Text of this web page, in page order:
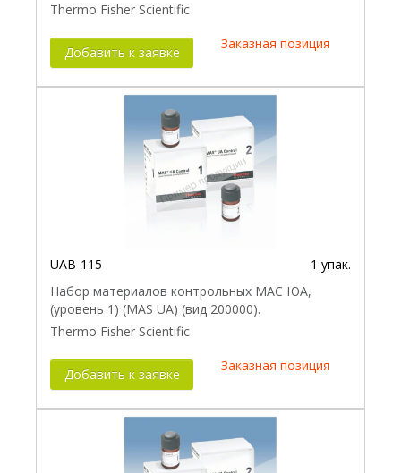
Thermo Fisher Scientific
Добавить к заявке
Заказная позиция
UAB-115
1 упак.
Набор материалов контрольных МАС ЮА,
(уровень 1) (MAS UA) (вид 200000).
Thermo Fisher Scientific
Добавить к заявке
Заказная позиция